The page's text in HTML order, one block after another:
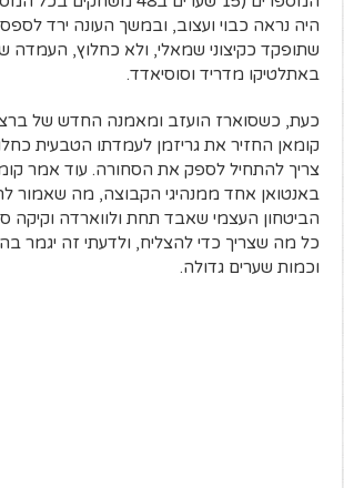
היה נראה כבוי ועצוב, ובמשך העונה ירד
שתופקד כקיצוני שמאלי, ולא כחלוץ, העמדה
באתלטיקו מדריד וסוסיאדד.
כעת, כשסוארז הועזב ומאמנה החדש של
קומאן החזיר את גריזמן לעמדתו הטבעית
צריך להתחיל לספק את הסחורה. עוד אמר
באנטואן אחד ממנהיגי הקבוצה, מה שאמור
הביטחון העצמי שאבד תחת ולווארדה וקיקה
כל מה שצריך כדי להצליח, ולדעתי זה יגמר
וכמות שערים גדולה.